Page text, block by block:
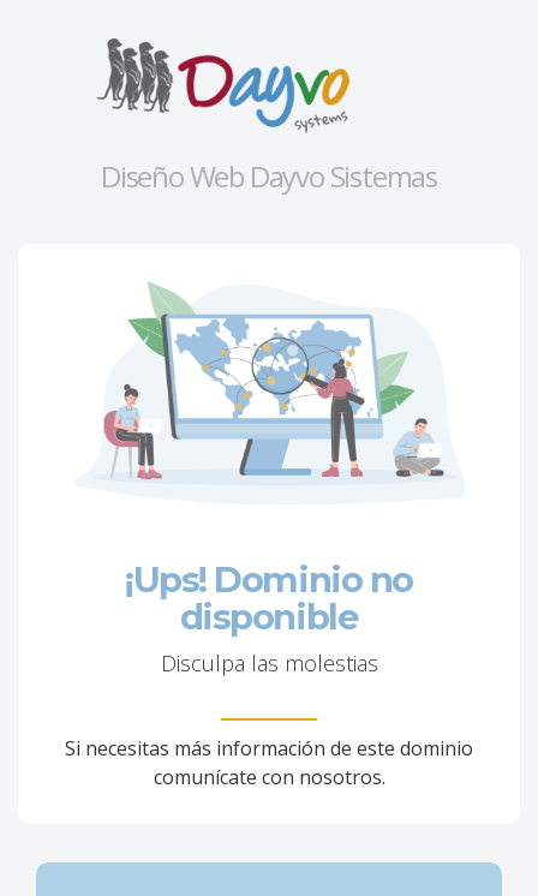
Diseño Web Dayvo Sistemas
¡Ups! Dominio no
disponible
Disculpa las molestias
Si necesitas más información de este dominio
comunícate con nosotros.